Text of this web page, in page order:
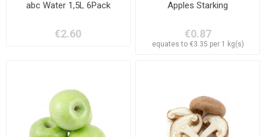
abc Water 1,5L 6Pack
€2.60
Apples Starking
€0.87
equates to €3.35 per 1 kg(s)